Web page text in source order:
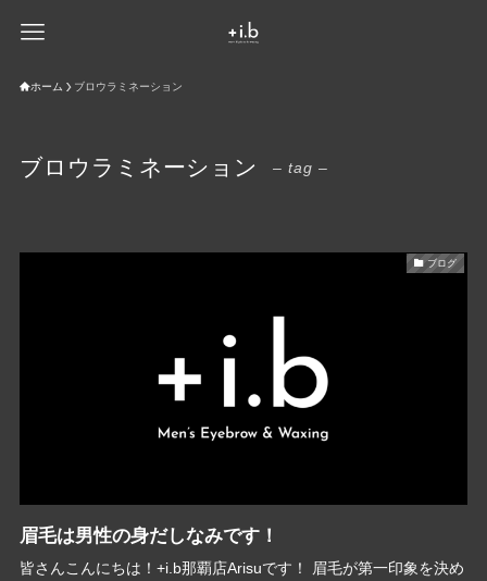
ホーム ブロウラミネーション
ブロウラミネーション – tag –
ブログ
眉毛は男性の身だしなみです！
皆さんこんにちは！+i.b那覇店Arisuです！ 眉毛が第一印象を決め